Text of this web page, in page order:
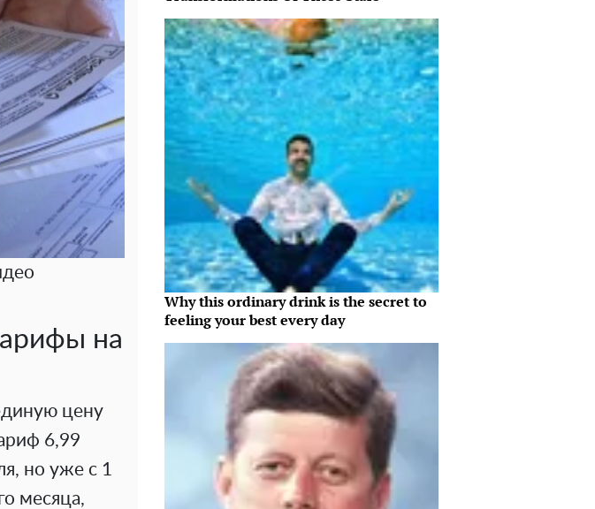
на
цену
6,99
но уже с 1
месяца,
Why this ordinary drink is the secret to
feeling your best every day